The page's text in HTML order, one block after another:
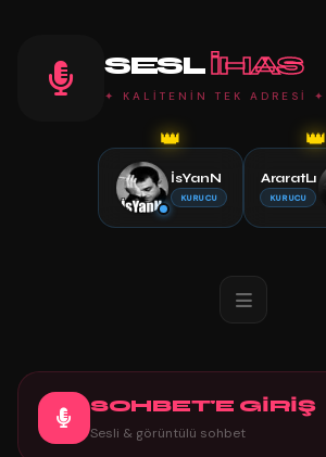
SESL IHAS
✦ KALİTENİN TEK ADRESİ ✦
👑
İsYanN
KURUCU
👑
AraratLı
KURUCU
SOHBET'E GİRİŞ
Sesli & görüntülü sohbet